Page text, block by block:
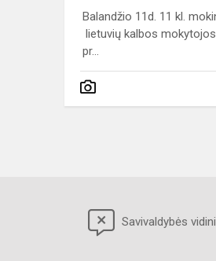
Balandžio 11d. 11 kl.
lietuvių kalbos
pr...
Savivaldybės